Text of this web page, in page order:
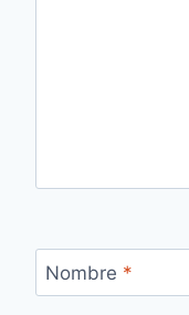
Nombre *